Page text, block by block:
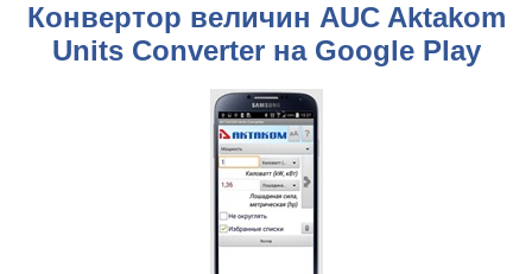
Конвертор величин AUC Aktakom
Units Converter на Google Play